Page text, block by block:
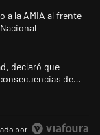
en los últimos
al ideólogo del
a la AMIA al frente
el juez del caso
declaró que
de
por